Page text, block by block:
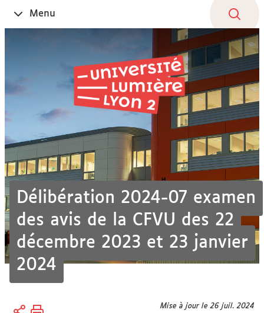
Ouvrir
le
Menu
Délibération 2024-07 examen
des avis de la CFVU des 22
décembre 2023 et 23 janvier
2024
Vous
Accueil
Mise à jour le 26 juil. 2024